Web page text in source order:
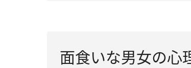
面食いな男女の心